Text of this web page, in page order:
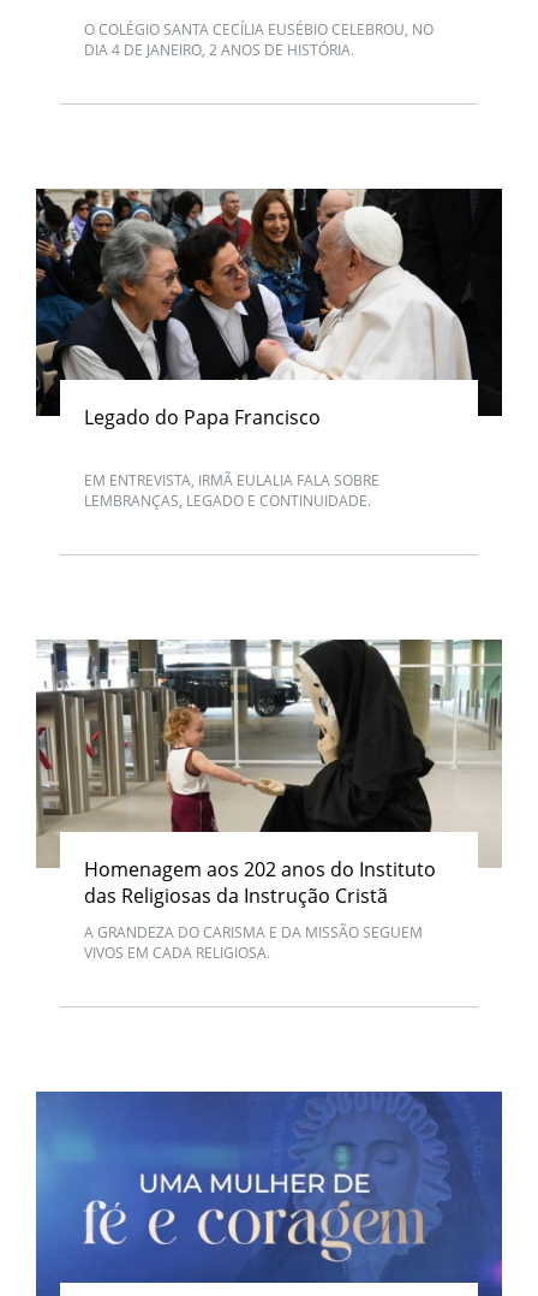
O COLÉGIO SANTA CECÍLIA EUSÉBIO CELEBROU, NO
DIA 4 DE JANEIRO, 2 ANOS DE HISTÓRIA.
Legado do Papa Francisco
EM ENTREVISTA, IRMÃ EULALIA FALA SOBRE
LEMBRANÇAS, LEGADO E CONTINUIDADE.
Homenagem aos 202 anos do Instituto
das Religiosas da Instrução Cristã
A GRANDEZA DO CARISMA E DA MISSÃO SEGUEM
VIVOS EM CADA RELIGIOSA.